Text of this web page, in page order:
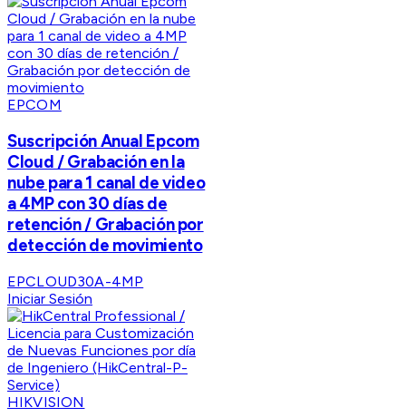
EPCOM
Suscripción Anual Epcom
Cloud / Grabación en la
nube para 1 canal de video
a 4MP con 30 días de
retención / Grabación por
detección de movimiento
EPCLOUD30A-4MP
Iniciar Sesión
HIKVISION